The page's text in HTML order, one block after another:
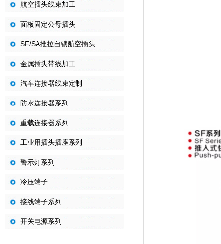
航空插头线束加工
面板固定公母插头
SF/SA推拉自锁航空插头
金属插头带线加工
汽车连接器线束定制
防水连接器系列
重载连接器系列
工业用插头插座系列
警示灯系列
冷压端子
接线端子系列
开关电源系列